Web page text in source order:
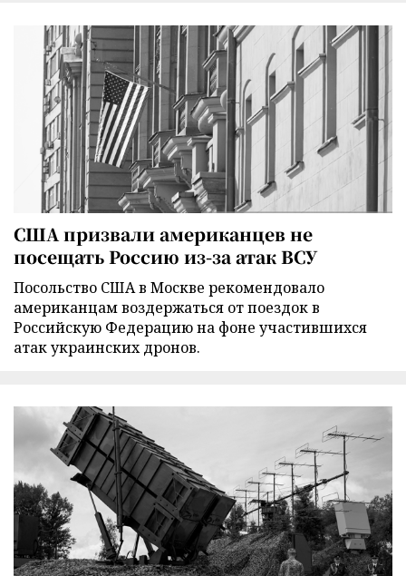
США призвали американцев не
посещать Россию из-за атак ВСУ
Посольство США в Москве рекомендовало
американцам воздержаться от поездок в
Российскую Федерацию на фоне участившихся
атак украинских дронов.